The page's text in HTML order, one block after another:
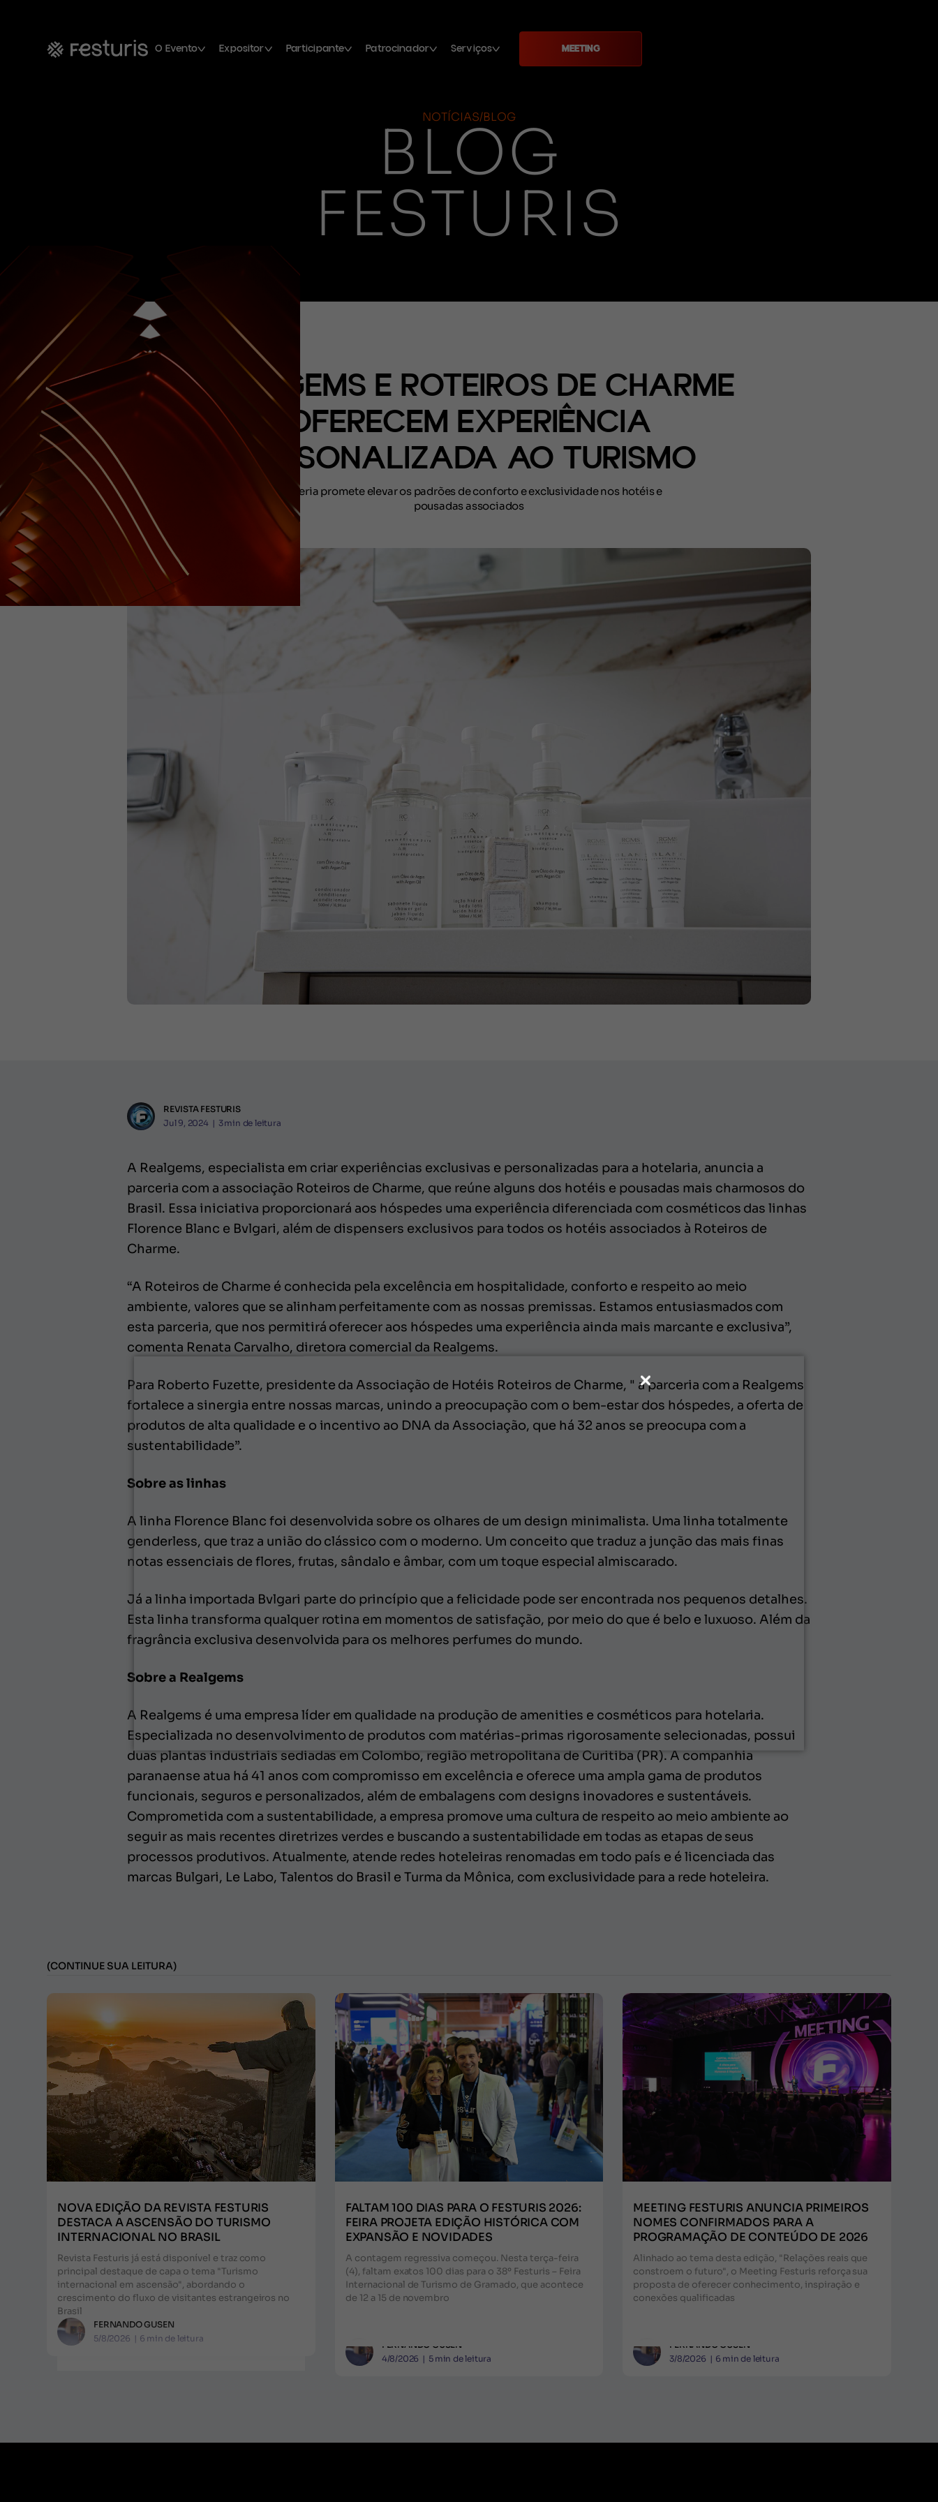
O Evento Expositor Participante Patrocinador Serviços MEETING
NOTÍCIAS/BLOG
BLOG
FESTURIS
REALGEMS E ROTEIROS DE CHARME
OFERECEM EXPERIÊNCIA
PERSONALIZADA AO TURISMO
Parceria promete elevar os padrões de conforto e exclusividade nos hotéis e
pousadas associados
REVISTA FESTURIS
Jul 9, 2024 | 3min de leitura
A Realgems, especialista em criar experiências exclusivas e personalizadas para a hotelaria, anuncia a
parceria com a associação Roteiros de Charme, que reúne alguns dos hotéis e pousadas mais charmosos do
Brasil. Essa iniciativa proporcionará aos hóspedes uma experiência diferenciada com cosméticos das linhas
Florence Blanc e Bvlgari, além de dispensers exclusivos para todos os hotéis associados à Roteiros de
Charme.
“A Roteiros de Charme é conhecida pela excelência em hospitalidade, conforto e respeito ao meio
ambiente, valores que se alinham perfeitamente com as nossas premissas. Estamos entusiasmados com
esta parceria, que nos permitirá oferecer aos hóspedes uma experiência ainda mais marcante e exclusiva”,
comenta Renata Carvalho, diretora comercial da Realgems.
Para Roberto Fuzette, presidente da Associação de Hotéis Roteiros de Charme, " a parceria com a Realgems
fortalece a sinergia entre nossas marcas, unindo a preocupação com o bem-estar dos hóspedes, a oferta de
produtos de alta qualidade e o incentivo ao DNA da Associação, que há 32 anos se preocupa com a
sustentabilidade”.
Sobre as linhas
A linha Florence Blanc foi desenvolvida sobre os olhares de um design minimalista. Uma linha totalmente
genderless, que traz a união do clássico com o moderno. Um conceito que traduz a junção das mais finas
notas essenciais de flores, frutas, sândalo e âmbar, com um toque especial almiscarado.
Já a linha importada Bvlgari parte do princípio que a felicidade pode ser encontrada nos pequenos detalhes.
Esta linha transforma qualquer rotina em momentos de satisfação, por meio do que é belo e luxuoso. Além da
fragrância exclusiva desenvolvida para os melhores perfumes do mundo.
Sobre a Realgems
A Realgems é uma empresa líder em qualidade na produção de amenities e cosméticos para hotelaria.
Especializada no desenvolvimento de produtos com matérias-primas rigorosamente selecionadas, possui
duas plantas industriais sediadas em Colombo, região metropolitana de Curitiba (PR). A companhia
paranaense atua há 41 anos com compromisso em excelência e oferece uma ampla gama de produtos
funcionais, seguros e personalizados, além de embalagens com designs inovadores e sustentáveis.
Comprometida com a sustentabilidade, a empresa promove uma cultura de respeito ao meio ambiente ao
seguir as mais recentes diretrizes verdes e buscando a sustentabilidade em todas as etapas de seus
processos produtivos. Atualmente, atende redes hoteleiras renomadas em todo país e é licenciada das
marcas Bulgari, Le Labo, Talentos do Brasil e Turma da Mônica, com exclusividade para a rede hoteleira.
(CONTINUE SUA LEITURA)
NOVA EDIÇÃO DA REVISTA FESTURIS
DESTACA A ASCENSÃO DO TURISMO
INTERNACIONAL NO BRASIL
Revista Festuris já está disponível e traz como
principal destaque de capa o tema "Turismo
internacional em ascensão", abordando o
crescimento do fluxo de visitantes estrangeiros no
Brasil
FERNANDO GUSEN
5/8/2026 | 6 min de leitura
FALTAM 100 DIAS PARA O FESTURIS 2026:
FEIRA PROJETA EDIÇÃO HISTÓRICA COM
EXPANSÃO E NOVIDADES
A contagem regressiva começou. Nesta terça-feira
(4), faltam exatos 100 dias para o 38º Festuris – Feira
Internacional de Turismo de Gramado, que acontece
de 12 a 15 de novembro
FERNANDO GUSEN
4/8/2026 | 5 min de leitura
MEETING FESTURIS ANUNCIA PRIMEIROS
NOMES CONFIRMADOS PARA A
PROGRAMAÇÃO DE CONTEÚDO DE 2026
Alinhado ao tema desta edição, "Relações reais que
constroem o futuro", o Meeting Festuris reforça sua
proposta de oferecer conhecimento, inspiração e
conexões qualificadas
FERNANDO GUSEN
3/8/2026 | 6 min de leitura